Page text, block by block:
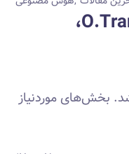
بخش‌های موردنیاز